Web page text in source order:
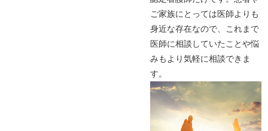
ご家族にとっては医師よりも
身近な存在なので、これまで
医師に相談していたことや悩
みもより気軽に相談できま
す。